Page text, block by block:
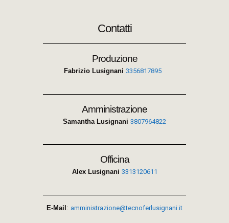
Contatti
Produzione
Fabrizio Lusignani 3356817895
Amministrazione
Samantha Lusignani 3807964822
Officina
Alex Lusignani 3313120611
E-Mail : amministrazione@tecnoferlusignani.it